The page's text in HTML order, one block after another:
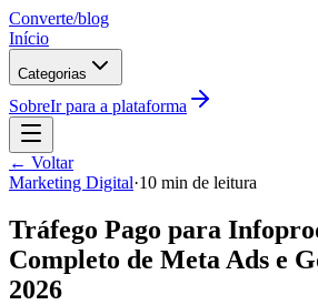
Converte/blog
Início
Categorias
SobreIr para a plataforma
← Voltar
Marketing Digital·10 min de leitura
Tráfego Pago para
Completo de Meta Ads e
2026